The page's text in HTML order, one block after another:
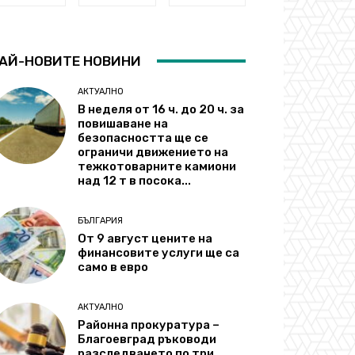
НОВИТЕ НОВИНИ
АКТУАЛНО
В неделя от 16 ч. до 20 ч. за
повишаване на
безопасността ще се
ограничи движението на
тежкотоварните камиони
над 12 т в посока...
БЪЛГАРИЯ
От 9 август цените на
финансовите услуги ще са
само в евро
АКТУАЛНО
Районна прокуратура –
Благоевград ръководи